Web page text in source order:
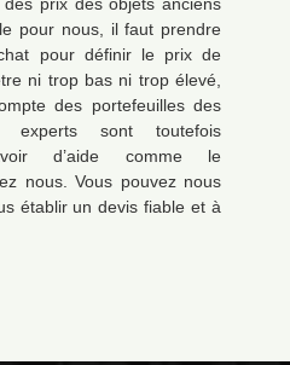
pour nous, il faut prendre
pour définir le prix de
ni trop bas ni trop élevé,
des portefeuilles des
experts sont toutefois
d’aide comme le
nous. Vous pouvez nous
établir un devis fiable et à